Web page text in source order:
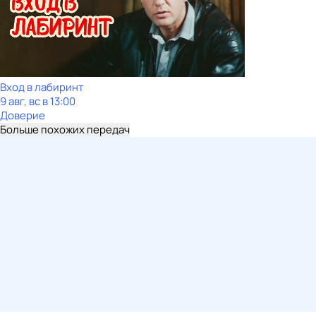
Вход в лабиринт
9 авг, вс в 13:00
Доверие
Больше похожих передач